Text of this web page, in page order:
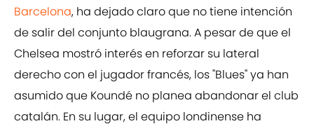
Barcelona, ha dejado claro que no tiene intención
de salir del conjunto blaugrana. A pesar de que el
Chelsea mostró interés en reforzar su lateral
derecho con el jugador francés, los "Blues" ya han
asumido que Koundé no planea abandonar el club
catalán. En su lugar, el equipo londinense ha